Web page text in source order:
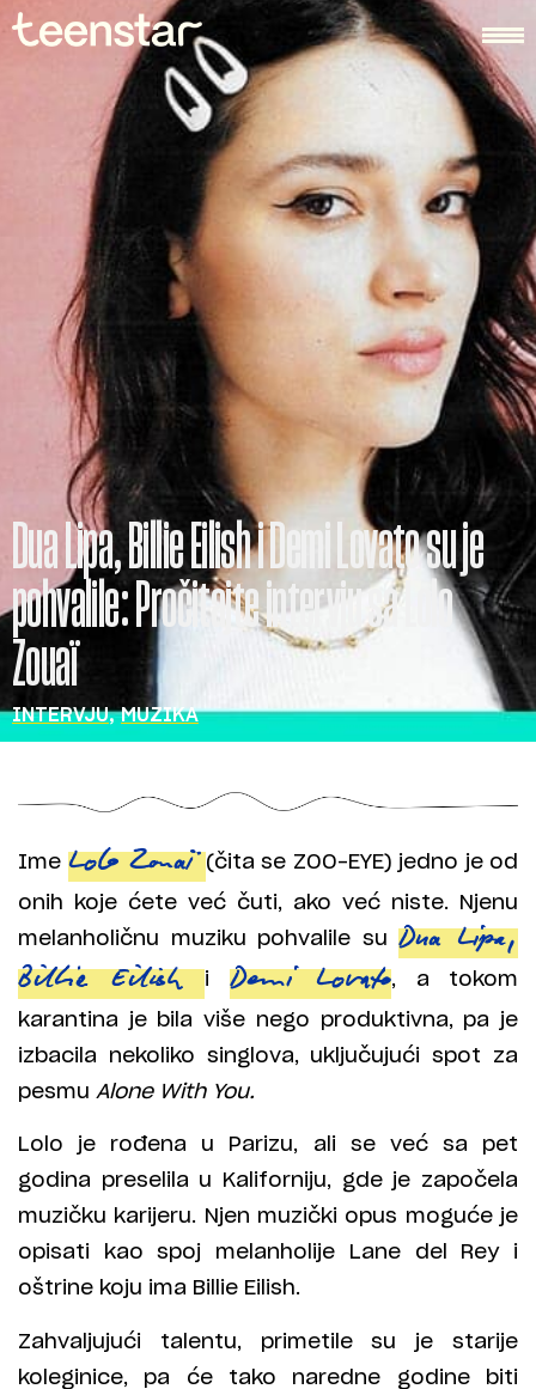
INTERVJU,MUZIKA
Dua Lipa, Billie Eilish i Demi Lovato su je
pohvalile: Pročitajte intervju sa Lolo
Zouaï
Ime Lolo Zouaï
(čita se ZOO-EYE) jedno je od
onih koje ćete već čuti, ako već niste. Njenu
melanholičnu muziku pohvalile suDua Lipa,
Billie Eilish
i Demi Lovato, a tokom
karantina je bila više nego produktivna, pa je
izbacila nekoliko singlova, uključujući spot za
pesmu Alone With You.
Lolo je rođena u Parizu, ali se već sa pet
godina preselila u Kaliforniju, gde je započela
muzičku karijeru. Njen muzički opus moguće je
opisati kao spoj melanholije Lane del Rey i
oštrine koju ima Billie Eilish.
Zahvaljujući talentu, primetile su je starije
koleginice, pa će tako naredne godine biti